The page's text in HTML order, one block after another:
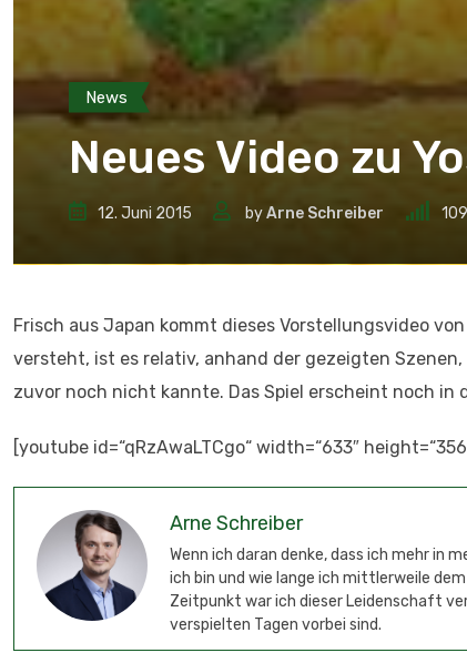
News
Neues Video zu
12. Juni 2015 byArne Schreiber
Frisch aus Japan kommt dieses Vorstellungsvideo
versteht, ist es relativ, anhand der gezeigten
zuvor noch nicht kannte. Das Spiel erscheint noch in
[youtube id=“qRzAwaLTCgo“ width=“633″
Arne Schreiber
Wenn ich daran denke, dass ich mehr in
ich bin und wie lange ich mittlerweile
Zeitpunkt war ich dieser Leidenschaft
verspielten Tagen vorbei sind.